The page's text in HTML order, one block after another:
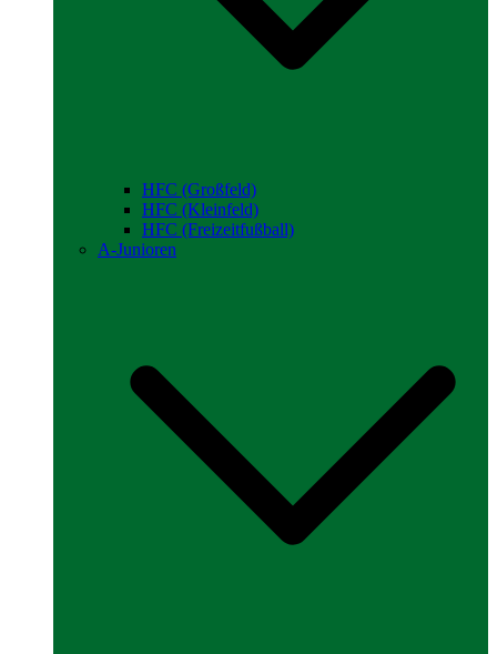
HFC (Großfeld)
HFC (Kleinfeld)
HFC (Freizeitfußball)
A-Junioren